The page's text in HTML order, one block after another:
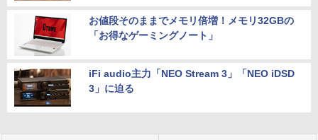
お値段そのままでメモリ倍増！メモリ32GBの
「お得なゲーミングノート」
iFi audio主力「NEO Stream 3」「NEO iDSD
3」に迫る